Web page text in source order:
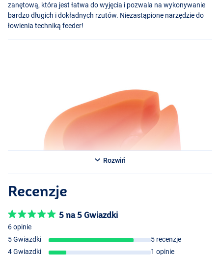
zanętową, która jest łatwa do wyjęcia i pozwala na wykonywanie
bardzo długich i dokładnych rzutów. Niezastąpione narzędzie do
łowienia techniką feeder!
Rozwiń
Recenzje
5 na 5 Gwiazdki
6 opinie
5 Gwiazdki
5 recenzje
4 Gwiazdki
1 opinie